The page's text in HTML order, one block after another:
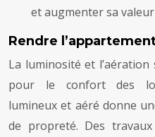
et augmenter sa
Rendre
La luminosité et
pour le confort des
lumineux et aéré donne
de propreté. Des